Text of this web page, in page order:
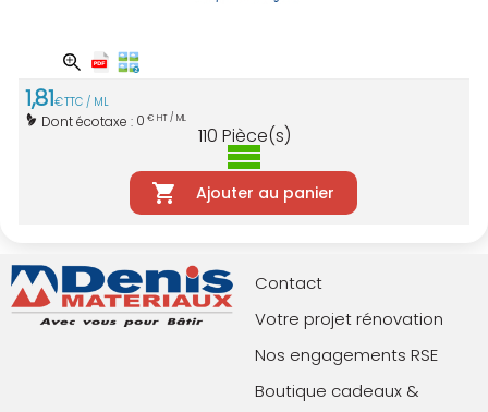
1,81€TTC / ML
Dont écotaxe : 0 € HT / ML
110 Pièce(s)
Ajouter au panier
Contact
Votre projet rénovation
Nos engagements RSE
Boutique cadeaux &